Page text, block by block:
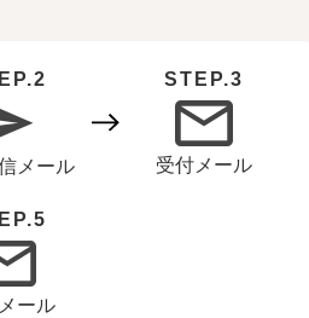
メール
STEP.3
受付メール
ール